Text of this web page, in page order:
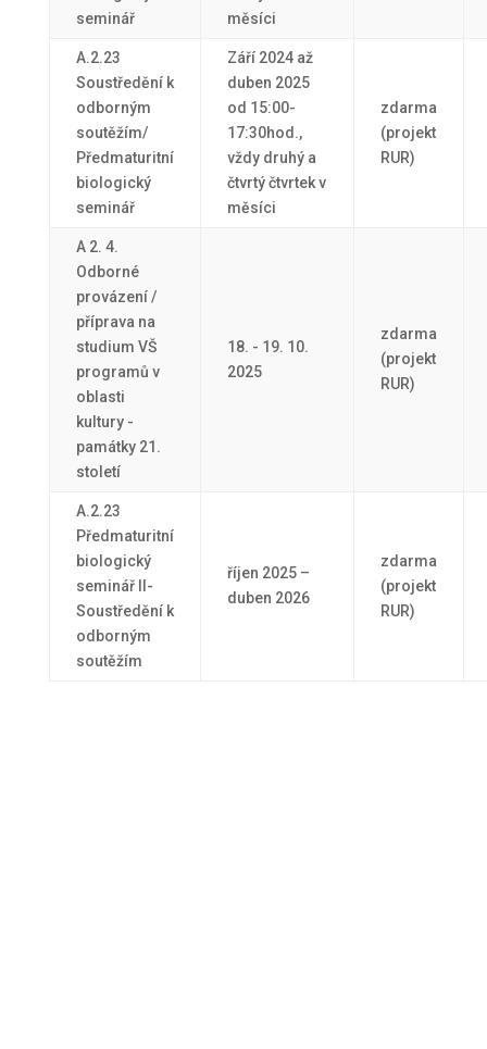
seminář
měsíci
A.2.23
Soustředění k
odborným
soutěžím/
Předmaturitní
biologický
seminář
Září 2024 až
duben 2025
od 15:00-
17:30hod.,
vždy druhý a
čtvrtý čtvrtek v
měsíci
zdarma
(projekt
RUR)
A 2. 4.
Odborné
provázení /
příprava na
studium VŠ
programů v
oblasti
kultury -
památky 21.
století
18. - 19. 10.
2025
zdarma
(projekt
RUR)
A.2.23
Předmaturitní
biologický
seminář II-
Soustředění k
odborným
soutěžím
říjen 2025 –
duben 2026
zdarma
(projekt
RUR)